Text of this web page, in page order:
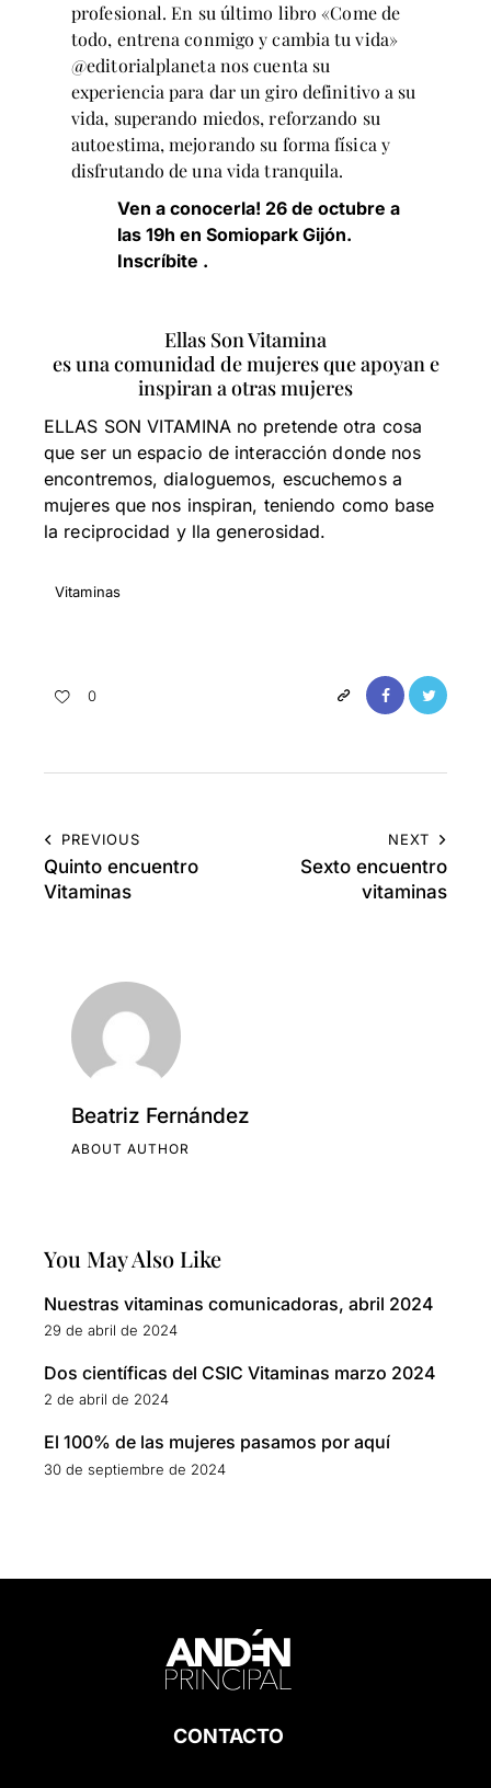
profesional. En su último libro «Come de
todo, entrena conmigo y cambia tu vida»
@editorialplaneta nos cuenta su
experiencia para dar un giro definitivo a su
vida, superando miedos, reforzando su
autoestima, mejorando su forma física y
disfrutando de una vida tranquila.
Ven a conocerla! 26 de octubre a
las 19h en Somiopark Gijón.
Inscríbite .
Ellas Son Vitamina
es una comunidad de mujeres que apoyan e
inspiran a otras mujeres
ELLAS SON VITAMINA no pretende otra cosa
que ser un espacio de interacción donde nos
encontremos, dialoguemos, escuchemos a
mujeres que nos inspiran, teniendo como base
la reciprocidad y lla generosidad.
Vitaminas
0
PREVIOUS
Quinto encuentro
Vitaminas
NEXT
Sexto encuentro
vitaminas
Beatriz Fernández
ABOUT AUTHOR
You May Also Like
Nuestras vitaminas comunicadoras, abril 2024
29 de abril de 2024
Dos científicas del CSIC Vitaminas marzo 2024
2 de abril de 2024
El 100% de las mujeres pasamos por aquí
30 de septiembre de 2024
CONTACTO